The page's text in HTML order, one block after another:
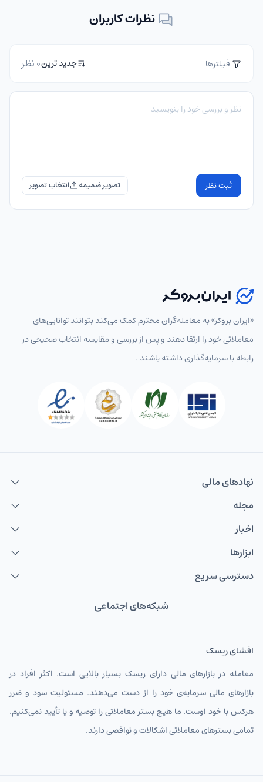
نظرات کاربران
فیلترها جدید ترین0 نظر
ثبت نظر تصویر ضمیمه
«ایران بروکر» به معامله‌گران محترم کمک می‌کند بتوانند توانایی‌های
معاملاتی خود را ارتقا دهند و پس از بررسی و مقایسه انتخاب‌ صحیحی در
رابطه با سرمایه‌گذاری داشته باشند .
نهاد‌های مالی
مجله
اخبار
ابزارها
دسترسی سریع
شبکه‌های اجتماعی
افشای ریسک
معامله در بازارهای مالی دارای ریسک بسیار بالایی است. اکثر افراد در
بازارهای مالی سرمایه‌ی خود را از دست می‌دهند. مسئولیت سود و ضرر
هرکس با خود اوست. ما هیچ بستر معاملاتی را توصیه و یا تأیید نمی‌کنیم.
تمامی بسترهای معاملاتی اشکالات و نواقصی دارند.